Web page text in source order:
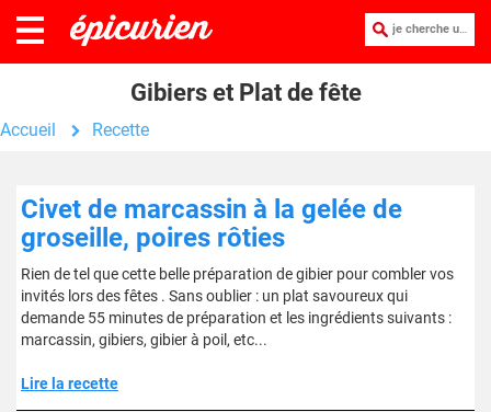
je cherche une recette :
Gibiers et Plat de fête
Accueil Recette
Civet de marcassin à la gelée de
groseille, poires rôties
Rien de tel que cette belle préparation de gibier pour combler vos
invités lors des fêtes . Sans oublier : un plat savoureux qui
demande 55 minutes de préparation et les ingrédients suivants :
marcassin, gibiers, gibier à poil, etc...
Lire la recette